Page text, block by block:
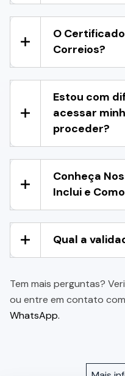
O
Correios?
Estou com
acessar
proceder?
Conheça
Inclui e
Qual a
Tem mais perguntas?
ou entre em contato
WhatsApp.